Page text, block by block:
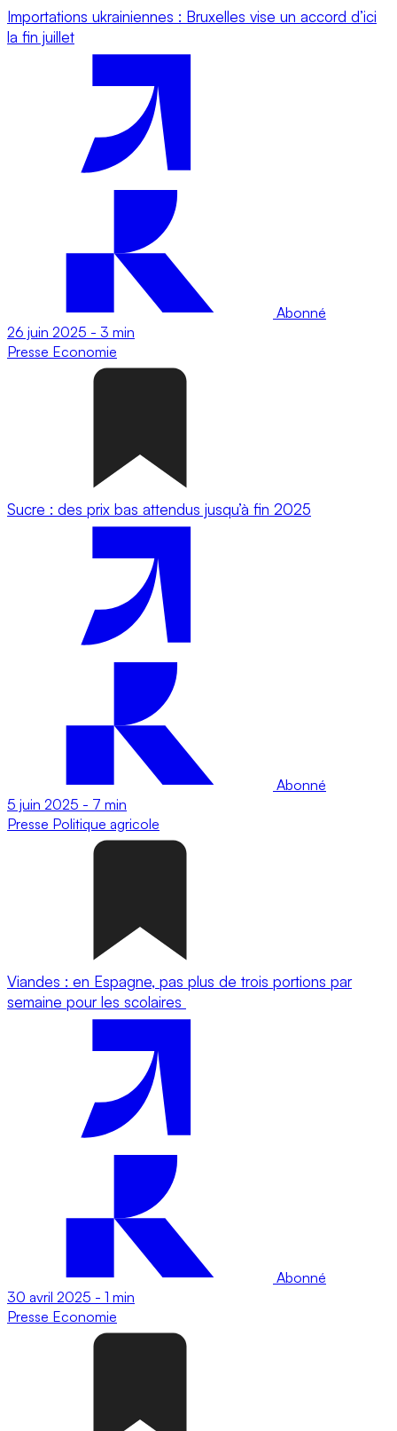
Importations ukrainiennes : Bruxelles vise un accord d’ici
la fin juillet
Abonné
26 juin 2025 - 3 min
Presse Economie
Sucre : des prix bas attendus jusqu’à fin 2025
Abonné
5 juin 2025 - 7 min
Presse Politique agricole
Viandes : en Espagne, pas plus de trois portions par
semaine pour les scolaires
Abonné
30 avril 2025 - 1 min
Presse Economie